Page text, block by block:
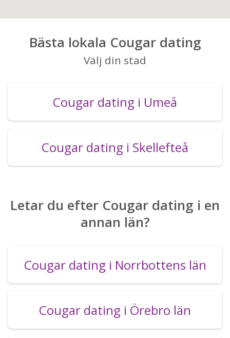
Bästa lokala Cougar dating
Välj din stad
Cougar dating i Umeå
Cougar dating i Skellefteå
Letar du efter Cougar dating i en
annan län?
Cougar dating i Norrbottens län
Cougar dating i Örebro län